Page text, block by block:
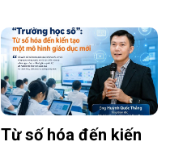
Từ số hóa đến kiến